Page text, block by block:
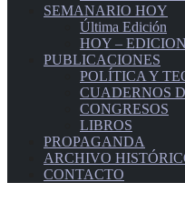
SEMANARIO HOY
Última Edición
HOY –
PUBLICACIONES
POLÍTICA Y
CUADERNOS
CONGRESOS
LIBROS
PROPAGANDA
ARCHIVO
CONTACTO